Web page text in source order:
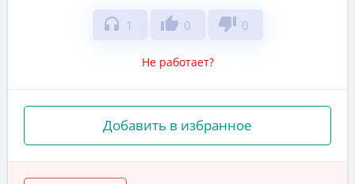
headphones 1 thumb_up 0 thumb_down 0
Не работает?
Добавить в избранное